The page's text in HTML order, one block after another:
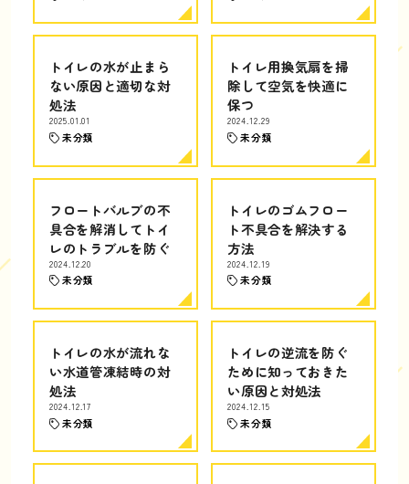
トイレの水が止まら
ない原因と適切な対
処法
2025.01.01
未分類
トイレ用換気扇を掃
除して空気を快適に
保つ
2024.12.29
未分類
フロートバルブの不
具合を解消してトイ
レのトラブルを防ぐ
2024.12.20
未分類
トイレのゴムフロー
ト不具合を解決する
方法
2024.12.19
未分類
トイレの水が流れな
い水道管凍結時の対
処法
2024.12.17
未分類
トイレの逆流を防ぐ
ために知っておきた
い原因と対処法
2024.12.15
未分類